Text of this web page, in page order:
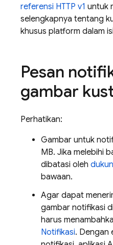
referensi HTTP v1 untuk
selengkapnya tentang
khusus platform dalam
Pesan
gambar
Perhatikan:
Gambar untuk
MB. Jika melebihi
dibatasi oleh
bawaan.
Agar dapat
gambar notifikasi
harus
Notifikasi. Dengan